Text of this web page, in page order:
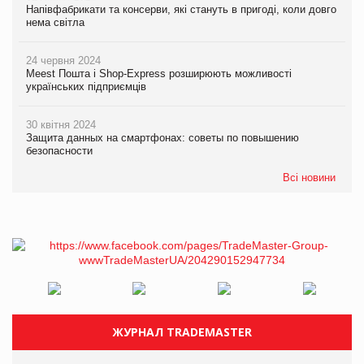
Напівфабрикати та консерви, які стануть в пригоді, коли довго
нема світла
24 червня 2024
Meest Пошта і Shop-Express розширюють можливості
українських підприємців
30 квітня 2024
Защита данных на смартфонах: советы по повышению
безопасности
Всі новини
ЖУРНАЛ TRADEMASTER